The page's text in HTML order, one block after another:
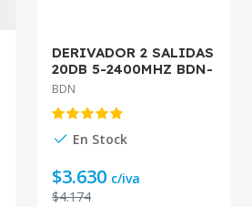
DERIVADOR 2 SALIDAS
20DB 5-2400MHZ BDN-
DE220-2.4G
BDN
En Stock
$3.630 c/iva
$4.174